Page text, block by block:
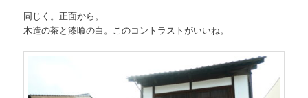
同じく。正面から。
木造の茶と漆喰の白。このコントラストがいいね。